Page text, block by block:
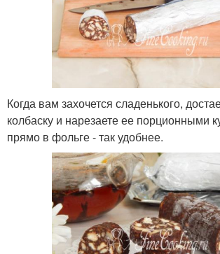
Когда вам захочется сладенького,
колбаску и нарезаете ее порционными
прямо в фольге - так удобнее.